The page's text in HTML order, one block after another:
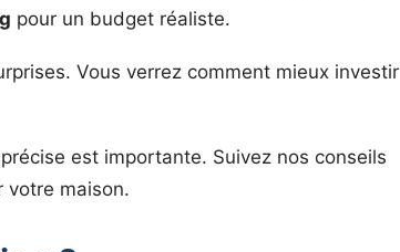
pour un budget réaliste.
Vous verrez comment mieux investir
est importante. Suivez nos conseils
votre maison.